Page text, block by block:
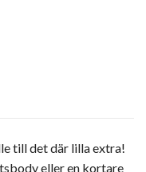
till det där lilla extra!
eller en kortare